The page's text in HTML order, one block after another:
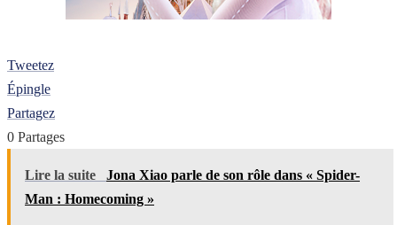
Tweetez
Épingle
Partagez
0 Partages
Lire la suite
Jona Xiao parle de son rôle dans « Spider-
Man : Homecoming »